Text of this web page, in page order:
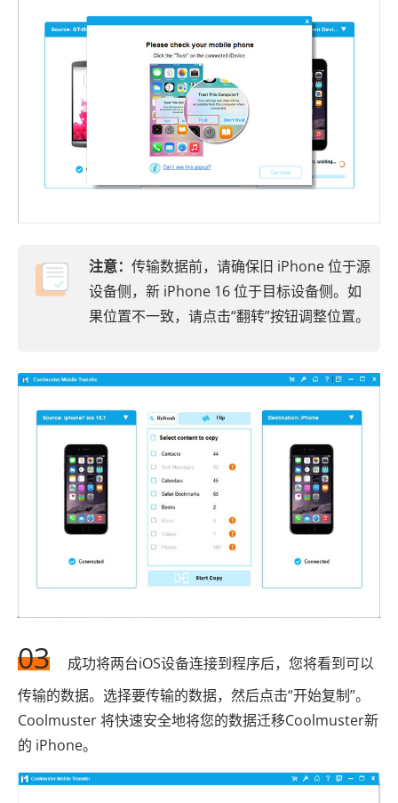
注意： 传输数据前，请确保旧 iPhone 位于源
设备侧，新 iPhone 16 位于目标设备侧。如
果位置不一致，请点击“翻转”按钮调整位置。
03
成功将两台iOS设备连接到程序后，您将看到可以
传输的数据。选择要传输的数据，然后点击“开始复制”。
Coolmuster 将快速安全地将您的数据迁移Coolmuster新
的 iPhone。